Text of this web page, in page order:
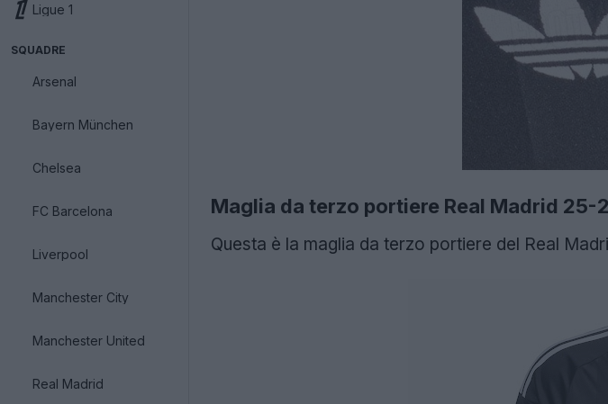
Ligue 1
SQUADRE
Arsenal
Bayern München
Chelsea
FC Barcelona
Liverpool
Manchester City
Manchester United
Real Madrid
Maglia da terzo portiere Real Madrid 25-
Questa è la maglia da terzo portiere del Real